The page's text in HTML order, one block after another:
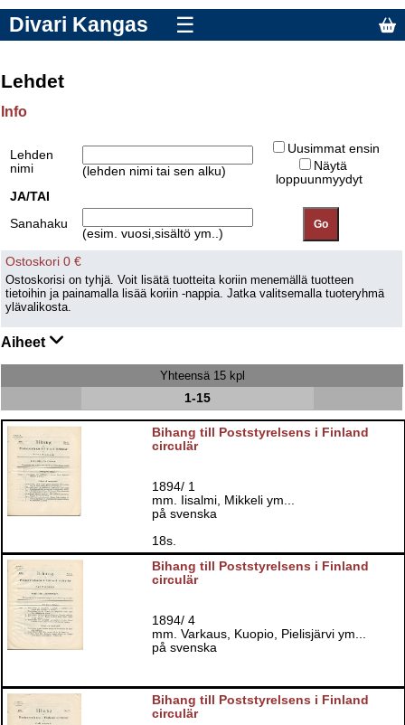
Divari Kangas ☰
Lehdet
Info
Lehden
nimi
(lehden nimi tai sen alku)
Uusimmat ensin
Näytä
loppuunmyydyt
JA/TAI
Sanahaku
(esim. vuosi,sisältö ym..)
Ostoskori 0 €
Ostoskorisi on tyhjä. Voit lisätä tuotteita koriin menemällä tuotteen
tietoihin ja painamalla lisää koriin -nappia. Jatka valitsemalla tuoteryhmä
ylävalikosta.
Aiheet
Yhteensä 15 kpl
1-15
Bihang till Poststyrelsens i Finland
circulär
1894/ 1
mm. Iisalmi, Mikkeli ym...
på svenska
18s.
Bihang till Poststyrelsens i Finland
circulär
1894/ 4
mm. Varkaus, Kuopio, Pielisjärvi ym...
på svenska
Bihang till Poststyrelsens i Finland
circulär